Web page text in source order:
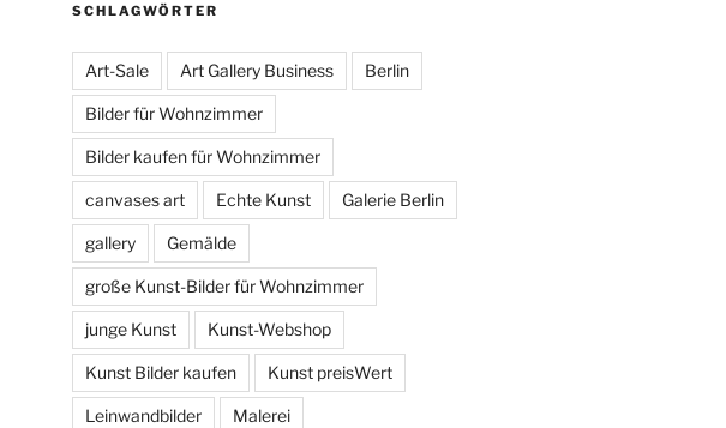
SCHLAGWÖRTER
Art-Sale Art Gallery Business Berlin
Bilder für Wohnzimmer
Bilder kaufen für Wohnzimmer
canvases art Echte Kunst Galerie Berlin
gallery Gemälde
große Kunst-Bilder für Wohnzimmer
junge Kunst Kunst-Webshop
Kunst Bilder kaufen Kunst preisWert
Leinwandbilder Malerei